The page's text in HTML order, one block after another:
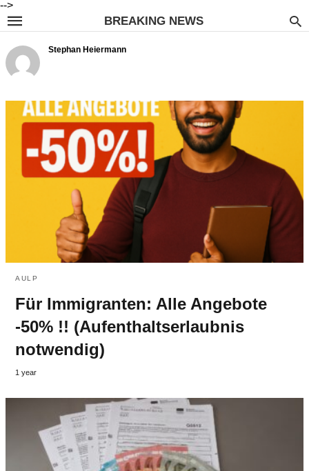
-->
BREAKING NEWS
Stephan Heiermann
AULP
Für Immigranten: Alle Angebote
-50% !! (Aufenthaltserlaubnis
notwendig)
1 year